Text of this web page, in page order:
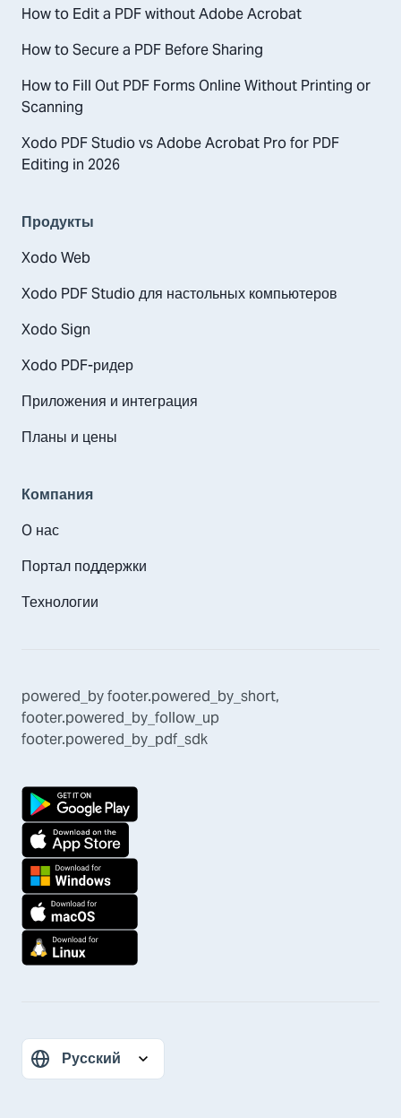
How to Edit a PDF without Adobe Acrobat
How to Secure a PDF Before Sharing
How to Fill Out PDF Forms Online Without Printing or
Scanning
Xodo PDF Studio vs Adobe Acrobat Pro for PDF
Editing in 2026
Продукты
Xodo Web
Xodo PDF Studio для настольных компьютеров
Xodo Sign
Xodo PDF-ридер
Приложения и интеграция
Планы и цены
Компания
O нас
Портал поддержки
Технологии
powered_byfooter.powered_by_short,
footer.powered_by_follow_up
footer.powered_by_pdf_sdk